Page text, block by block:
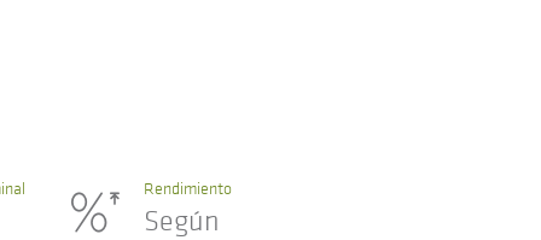
Rendimiento
Según